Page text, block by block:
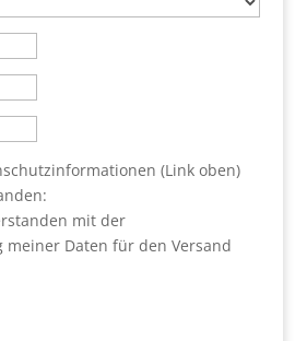
(Link oben)
mit der
meiner Daten für den Versand